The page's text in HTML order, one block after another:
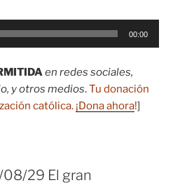
00:00
en redes sociales,
y otros medios.Tu donación
católica. ¡Dona ahora!]
29 El gran